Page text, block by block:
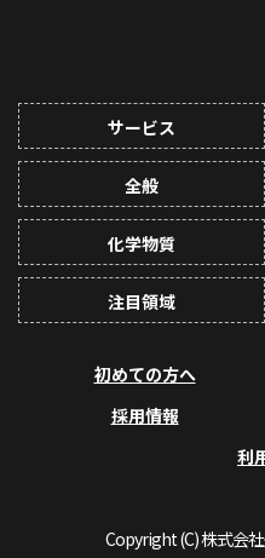
サービス
全般
化学物質
注目領域
初めての方へ
採用情報
利
Copyright (C) 株式会